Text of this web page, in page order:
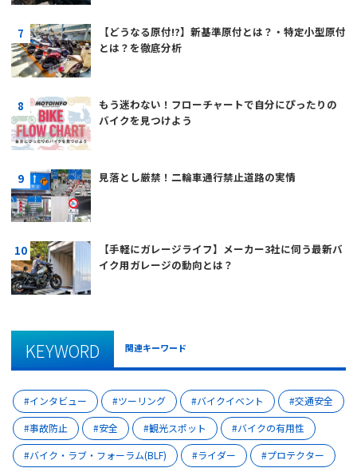
【どうなる原付!?】新基準原付とは？・特定小型原付
とは？を徹底分析
もう迷わない！フローチャートで自分にぴったりの
バイクを見つけよう
見落とし厳禁！二輪車通行禁止道路の実情
【手軽にガレージライフ】メーカー3社に伺う最新バ
イク用ガレージの動向とは？
KEYWORD 関連キーワード
インタビュー ツーリング バイクイベント
交通安全
事故防止
安全 観光スポット
バイクの有用性
バイク・ラブ・フォーラム(BLF)
ライダー
プロテクター